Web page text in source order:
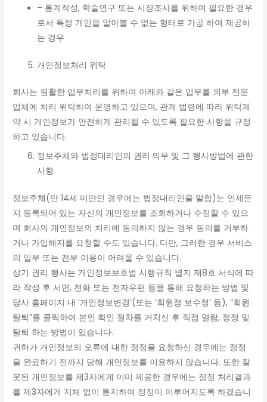
– 통계작성, 학술연구 또는 시장조사를 위하여 필요한 경우
로서 특정 개인을 알아볼 수 없는 형태로 가공 하여 제공하
는 경우
개인정보처리 위탁
회사는 원활한 업무처리를 위하여 아래와 같은 업무를 외부 전문
업체에 처리 위탁하여 운영하고 있으며, 관계 법령에 따라 위탁계
약 시 개인정보가 안전하게 관리될 수 있도록 필요한 사항을 규정
하고 있습니다.
정보주체와 법정대리인의 권리·의무 및 그 행사방법에 관한
사항
정보주체(만 14세 미만인 경우에는 법정대리인을 말함)는 언제든
지 등록되어 있는 자신의 개인정보를 조회하거나 수정할 수 있으
며 회사의 개인정보의 처리에 동의하지 않는 경우 동의를 거부하
거나 가입해지를 요청할 수도 있습니다. 다만, 그러한 경우 서비스
의 일부 또는 전부 이용이 어려울 수 있습니다.
상기 권리 행사는 개인정보보호법 시행규칙 별지 제8호 서식에 따
라 작성 후 서면, 전화 또는 전자우편 등을 통해 요청하는 방법 및
당사 홈페이지 내 ‘개인정보변경’(또는 ‘회원정 보수정’ 등), “회원
탈퇴”를 클릭하여 본인 확인 절차를 거치신 후 직접 열람, 정정 및
탈퇴 하는 방법이 있습니다.
귀하가 개인정보의 오류에 대한 정정을 요청하신 경우에는 정정
을 완료하기 전까지 당해 개인정보를 이용하지 않습니다. 또한 잘
못된 개인정보를 제3자에게 이미 제공한 경우에는 정정 처리결과
를 제3자에게 지체 없이 통지하여 정정이 이루어지도록 하겠습니